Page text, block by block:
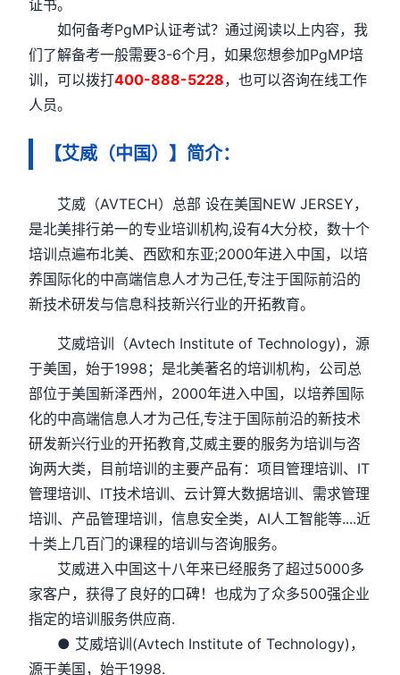
证书。
如何备考PgMP认证考试？通过阅读以上内容，我
们了解备考一般需要3-6个月，如果您想参加PgMP培
训，可以拨打400-888-5228，也可以咨询在线工作
人员。
【艾威（中国）】简介：
艾威（AVTECH）总部 设在美国NEW JERSEY，
是北美排行弟一的专业培训机构,设有4大分校，数十个
培训点遍布北美、西欧和东亚;2000年进入中国，以培
养国际化的中高端信息人才为己任,专注于国际前沿的
新技术研发与信息科技新兴行业的开拓教育。
艾威培训（Avtech Institute of Technology)，源
于美国，始于1998；是北美著名的培训机构，公司总
部位于美国新泽西州，2000年进入中国，以培养国际
化的中高端信息人才为己任,专注于国际前沿的新技术
研发新兴行业的开拓教育,艾威主要的服务为培训与咨
询两大类，目前培训的主要产品有：项目管理培训、IT
管理培训、IT技术培训、云计算大数据培训、需求管理
培训、产品管理培训，信息安全类，AI人工智能等....近
十类上几百门的课程的培训与咨询服务。
艾威进入中国这十八年来已经服务了超过5000多
家客户，获得了良好的口碑！也成为了众多500强企业
指定的培训服务供应商.
● 艾威培训(Avtech Institute of Technology)，
源于美国，始于1998.